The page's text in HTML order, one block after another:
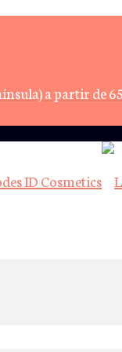
a partir de